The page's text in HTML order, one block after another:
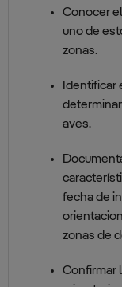
Conocer
uno de
zonas.
Identificar
aves.
fecha de
zonas de
Confirmar